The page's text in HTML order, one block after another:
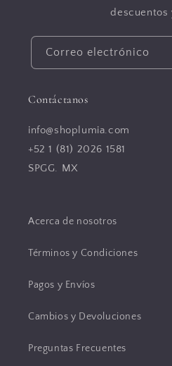
descuentos
Correo electrónico
Contáctanos
info@shoplumia.com
+52 1 (81) 2026 1581
SPGG. MX
Acerca de nosotros
Términos y Condiciones
Pagos y Envíos
Cambios y Devoluciones
Preguntas Frecuentes